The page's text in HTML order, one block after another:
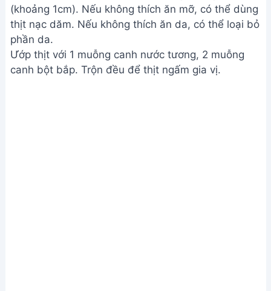
(khoảng 1cm). Nếu không thích ăn mỡ, có thể dùng
thịt nạc dăm. Nếu không thích ăn da, có thể loại bỏ
phần da.
Ướp thịt với 1 muỗng canh nước tương, 2 muỗng
canh bột bắp. Trộn đều để thịt ngấm gia vị.